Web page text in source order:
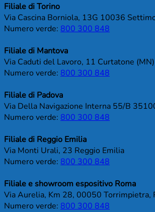
Filiale di Torino
Via Cascina Borniola, 13G 10036
Numero verde: 800 300 848
Filiale di Mantova
Via Caduti del Lavoro, 11 Curtatone (MN)
Numero verde: 800 300 848
Filiale di Padova
Via Della Navigazione Interna 55/B
Numero verde: 800 300 848
Filiale di Reggio Emilia
Via Monti Urali, 23 Reggio Emilia
Numero verde: 800 300 848
Filiale e showroom espositivo Roma
Via Aurelia, Km 28, 00050 Torrimpietra,
Numero verde: 800 300 848